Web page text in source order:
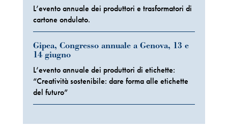
L’evento annuale dei produttori e trasformatori di
cartone ondulato.
Gipea, Congresso annuale a Genova, 13 e
14 giugno
L’evento annuale dei produttori di etichette:
“Creatività sostenibile: dare forma alle etichette
del futuro”